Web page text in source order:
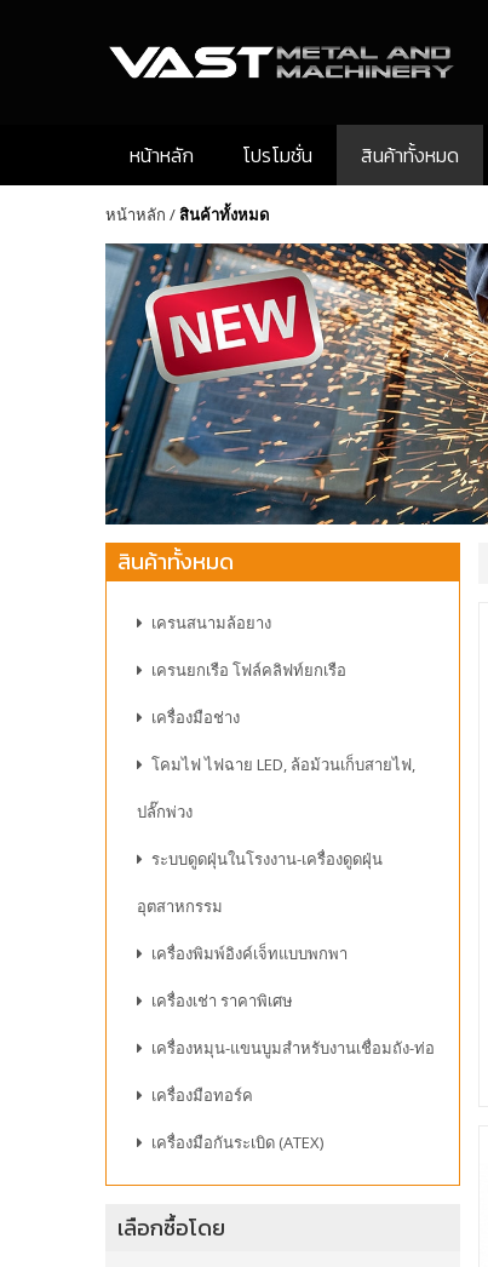
หน้าหลัก โปรโมชั่น สินค้าทั้งหมด
หน้าหลัก /สินค้าทั้งหมด
สินค้าทั้งหมด
เครนสนามล้อยาง
เครนยกเรือ โฟล์คลิฟท์ยกเรือ
เครื่องมือช่าง
โคมไฟ ไฟฉาย LED, ล้อม้วนเก็บสายไฟ,
ปลั๊กพ่วง
ระบบดูดฝุ่นในโรงงาน-เครื่องดูดฝุ่น
อุตสาหกรรม
เครื่องพิมพ์อิงค์เจ็ทแบบพกพา
เครื่องเช่า ราคาพิเศษ
เครื่องหมุน-แขนบูมสำหรับงานเชื่อมถัง-ท่อ
เครื่องมือทอร์ค
เครื่องมือกันระเบิด (ATEX)
เลือกซื้อโดย